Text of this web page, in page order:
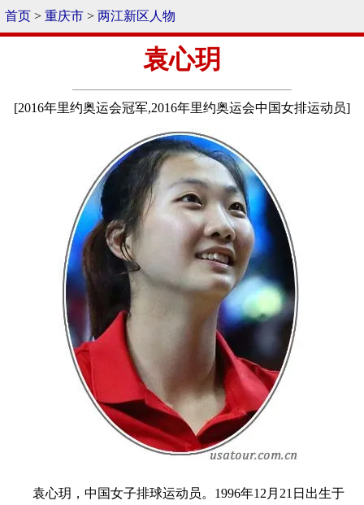
首页 > 重庆市 > 两江新区人物
袁心玥
[2016年里约奥运会冠军,2016年里约奥运会中国女排运动员]
袁心玥，中国女子排球运动员。1996年12月21日出生于